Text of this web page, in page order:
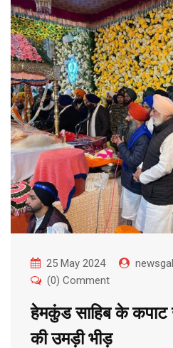
25 May 2024
(0) Comment
हेमकुंड साहिब के
की उमड़ी भीड़